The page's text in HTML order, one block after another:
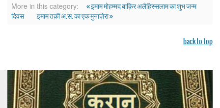
More in this category:
« इमाम मोहम्मद बाक़िर अलैहिस्सलाम का शुभ जन्म
दिवस
इमाम तक़ी अ.स. का एक मुनाज़ेरा »
back to top